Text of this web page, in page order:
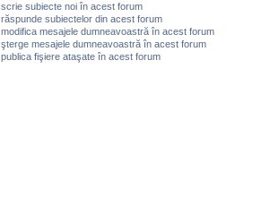
scrie subiecte noi în acest forum
răspunde subiectelor din acest forum
modifica mesajele dumneavoastră în acest forum
şterge mesajele dumneavoastră în acest forum
publica fişiere ataşate în acest forum